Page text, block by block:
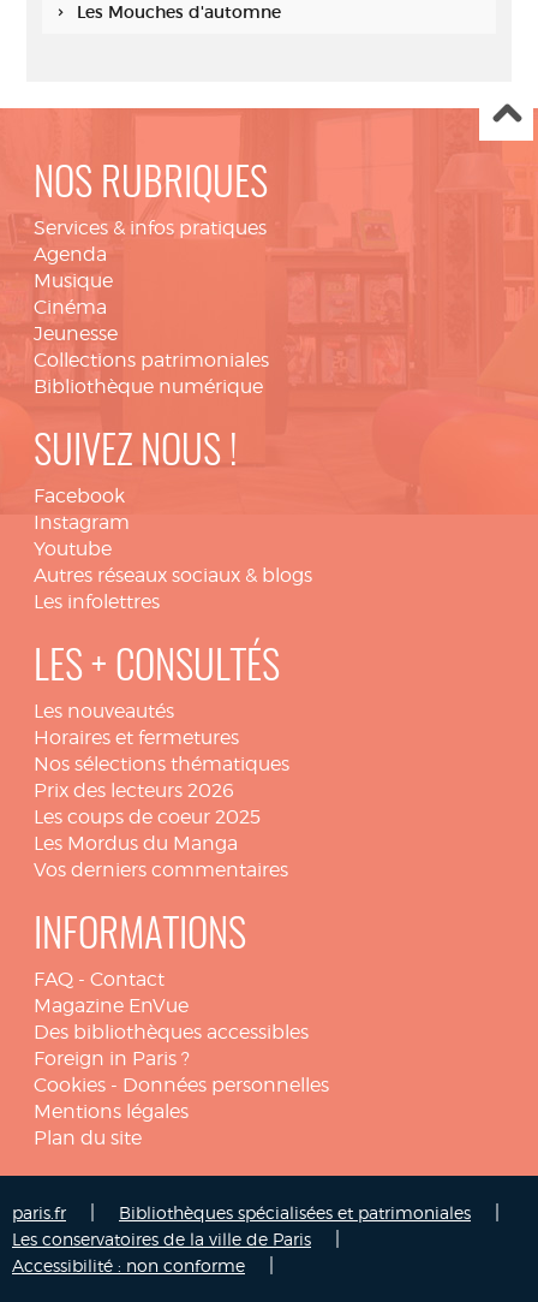
Les Mouches d'automne
NOS RUBRIQUES
Services & infos pratiques
Agenda
Musique
Cinéma
Jeunesse
Collections patrimoniales
Bibliothèque numérique
SUIVEZ NOUS !
Facebook
Instagram
Youtube
Autres réseaux sociaux & blogs
Les infolettres
LES + CONSULTÉS
Les nouveautés
Horaires et fermetures
Nos sélections thématiques
Prix des lecteurs 2026
Les coups de coeur 2025
Les Mordus du Manga
Vos derniers commentaires
INFORMATIONS
FAQ - Contact
Magazine EnVue
Des bibliothèques accessibles
Foreign in Paris ?
Cookies - Données personnelles
Mentions légales
Plan du site
paris.fr Bibliothèques spécialisées et patrimoniales
Les conservatoires de la ville de Paris
Accessibilité : non conforme